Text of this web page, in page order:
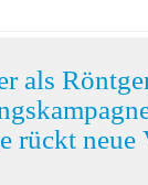
als
rückt neue